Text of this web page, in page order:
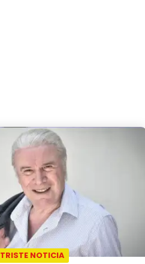
TRISTE NOTICIA